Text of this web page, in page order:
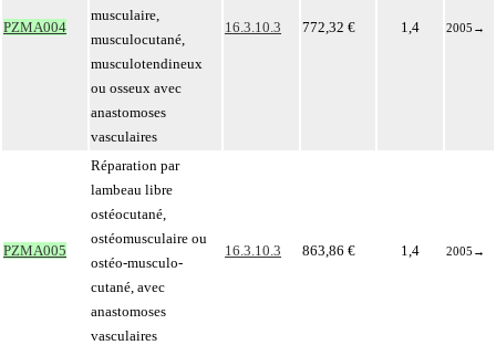
PZMA004
musculaire,
musculocutané,
musculotendineux
ou osseux avec
anastomoses
vasculaires
16.3.10.3 772,32 € 1,4 2005 →
PZMA005
Réparation par
lambeau libre
ostéocutané,
ostéomusculaire ou
ostéo-musculo-
cutané, avec
anastomoses
vasculaires
16.3.10.3 863,86 € 1,4 2005 →